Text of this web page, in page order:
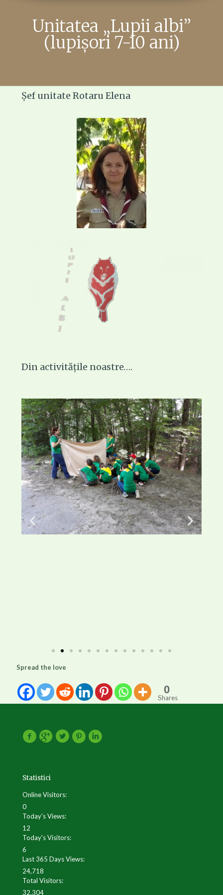
Unitatea „Lupii albi”
(lupișori 7-10 ani)​
Șef unitate Rotaru Elena
Din activitățile noastre….
Spread the love
0
Shares
Statistici
Online Visitors:
0
Today's Views:
12
Today's Visitors:
6
Last 365 Days Views:
24,718
Total Visitors:
32,304